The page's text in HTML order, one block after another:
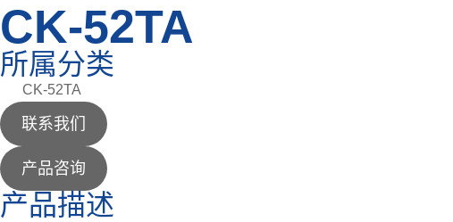
CK-52TA
所属分类
CK-52TA
联系我们
产品咨询
产品描述